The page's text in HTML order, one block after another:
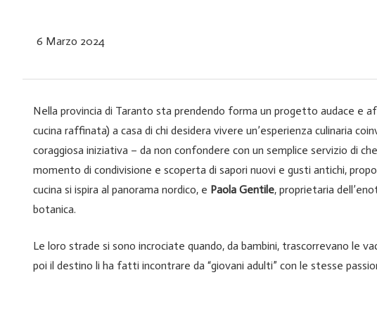
6 Marzo 2024
Nella provincia di Taranto sta prendendo forma un progetto audace e
cucina raffinata) a casa di chi desidera vivere un’esperienza culinaria
coraggiosa iniziativa – da non confondere con un semplice servizio di
momento di condivisione e scoperta di sapori nuovi e gusti antichi,
cucina si ispira al panorama nordico, e Paola Gentile, proprietaria
botanica.
Le loro strade si sono incrociate quando, da bambini, trascorrevano le
poi il destino li ha fatti incontrare da “giovani adulti” con le stesse